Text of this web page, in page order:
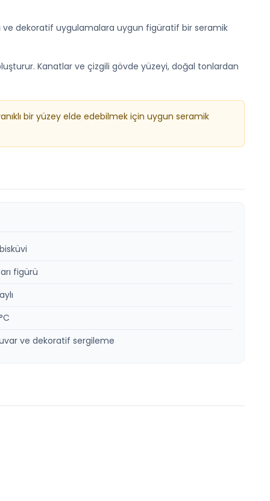
ve dekoratif uygulamalara uygun figüratif bir seramik
Kanatlar ve çizgili gövde yüzeyi, doğal tonlardan
bir yüzey elde edebilmek için uygun seramik
figürü
ve dekoratif sergileme